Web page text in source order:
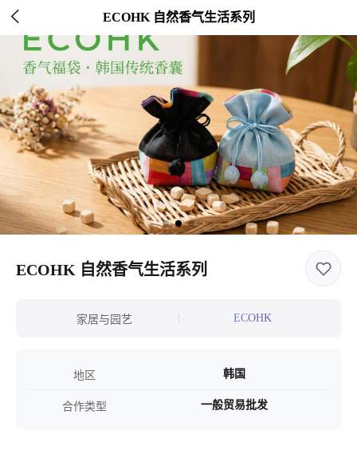
 ECOHK 自然香气生活系列
ECOHK 自然香气生活系列
家居与园艺 ECOHK
地区 韩国
合作类型 一般贸易批发